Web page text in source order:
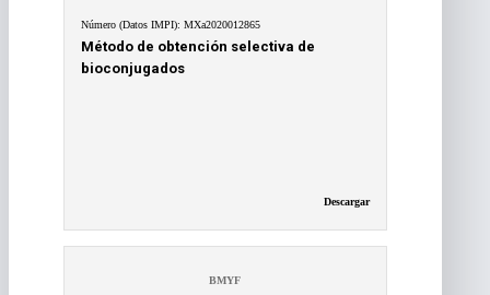
Número (Datos IMPI): MXa2020012865
Método de obtención selectiva de
bioconjugados
Descargar
BMYF